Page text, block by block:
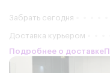
Забрать сегодня
Доставка курьером
Подробнее о доставке